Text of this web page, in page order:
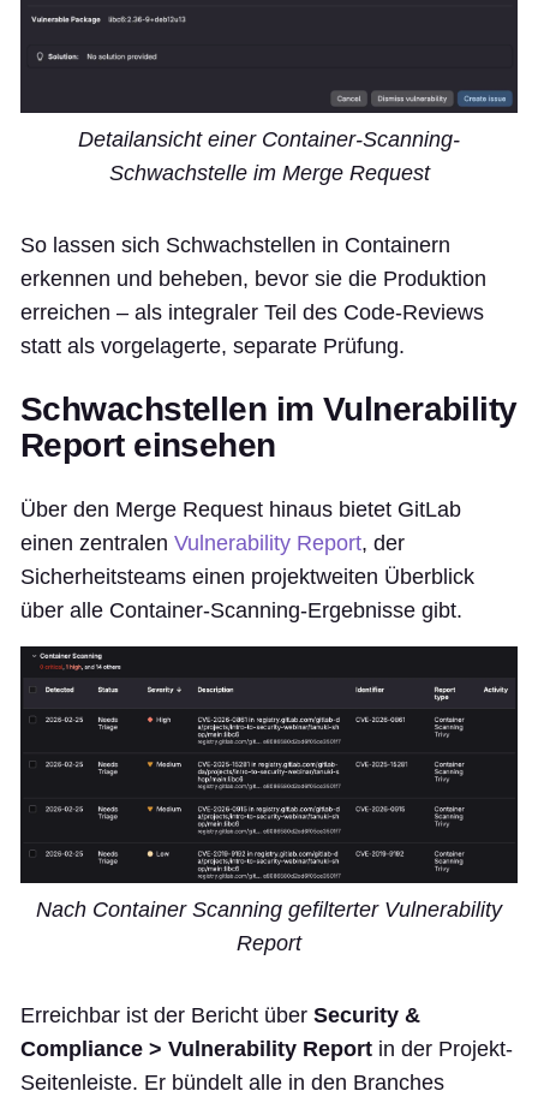
Detailansicht einer Container-Scanning-
Schwachstelle im Merge Request
So lassen sich Schwachstellen in Containern
erkennen und beheben, bevor sie die Produktion
erreichen – als integraler Teil des Code-Reviews
statt als vorgelagerte, separate Prüfung.
Schwachstellen im Vulnerability
Report einsehen
Über den Merge Request hinaus bietet GitLab
einen zentralen Vulnerability Report, der
Sicherheitsteams einen projektweiten Überblick
über alle Container-Scanning-Ergebnisse gibt.
Nach Container Scanning gefilterter Vulnerability
Report
Erreichbar ist der Bericht über Security &
Compliance > Vulnerability Report in der Projekt-
Seitenleiste. Er bündelt alle in den Branches